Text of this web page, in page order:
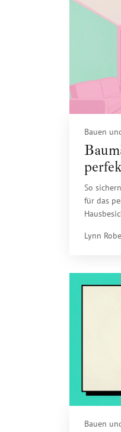
Bauen
So
für das
Lynn
Bauen